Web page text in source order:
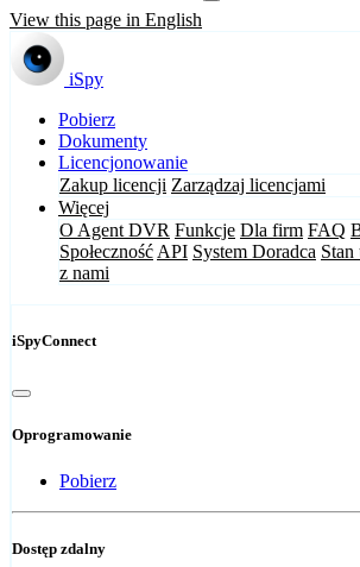
View this page in English
iSpy
Pobierz
Dokumenty
Licencjonowanie
Zakup licencji Zarządzaj licencjami
Więcej
O Agent DVR Funkcje Dla firm FAQ
Społeczność API System Doradca Stan
z nami
iSpyConnect
Oprogramowanie
Pobierz
Dostęp zdalny